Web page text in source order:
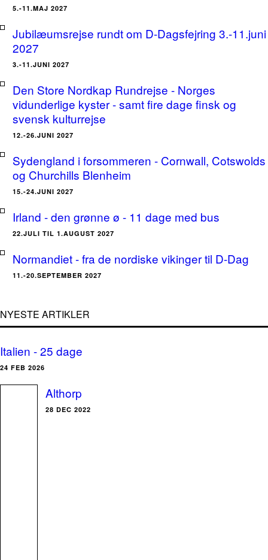
5.-11.MAJ 2027
Jubilæumsrejse rundt om D-Dagsfejring 3.-11.juni
2027
3.-11.JUNI 2027
Den Store Nordkap Rundrejse - Norges
vidunderlige kyster - samt fire dage finsk og
svensk kulturrejse
12.-26.JUNI 2027
Sydengland i forsommeren - Cornwall, Cotswolds
og Churchills Blenheim
15.-24.JUNI 2027
Irland - den grønne ø - 11 dage med bus
22.JULI TIL 1.AUGUST 2027
Normandiet - fra de nordiske vikinger til D-Dag
11.-20.SEPTEMBER 2027
NYESTE ARTIKLER
Italien - 25 dage
24 FEB 2026
Althorp
28 DEC 2022